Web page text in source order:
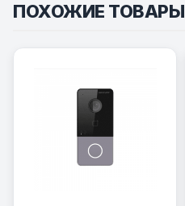
ПОХОЖИЕ ТОВАРЫ